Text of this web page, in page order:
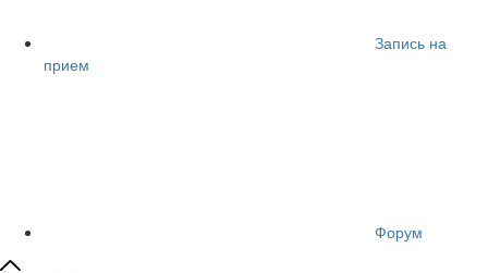
Запись на
прием
Форум